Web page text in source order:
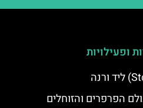
ופעילויות
הפרפרים והזוחלים